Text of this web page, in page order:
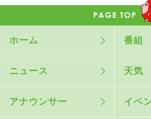
ホーム 番組
ニュース 天気
アナウンサー イベ